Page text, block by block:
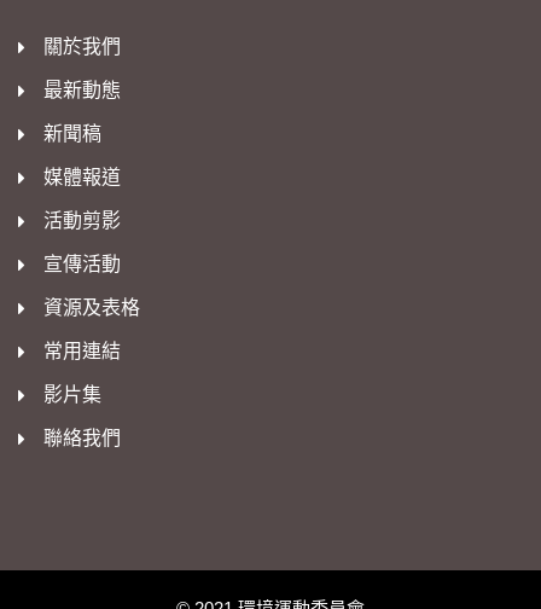
關於我們
最新動態
新聞稿
媒體報道
活動剪影
宣傳活動
資源及表格
常用連結
影片集
聯絡我們